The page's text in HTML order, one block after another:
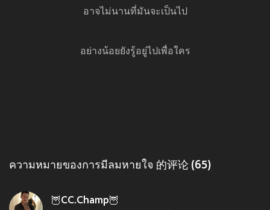
อาจไม่นานที่มันจะเป็นไป
อย่างน้อยยังรู้อยู่ไปเพื่อใคร
ความหมายของการมีลมหายใจ 的评论 (65)
🦉CC.Champ🦉